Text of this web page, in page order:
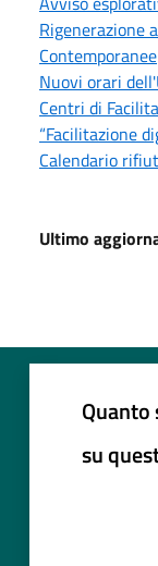
Rigenerazione
Contemporanee
Nuovi orari
Centri di
“Facilitazione
Calendario
Ultimo
su